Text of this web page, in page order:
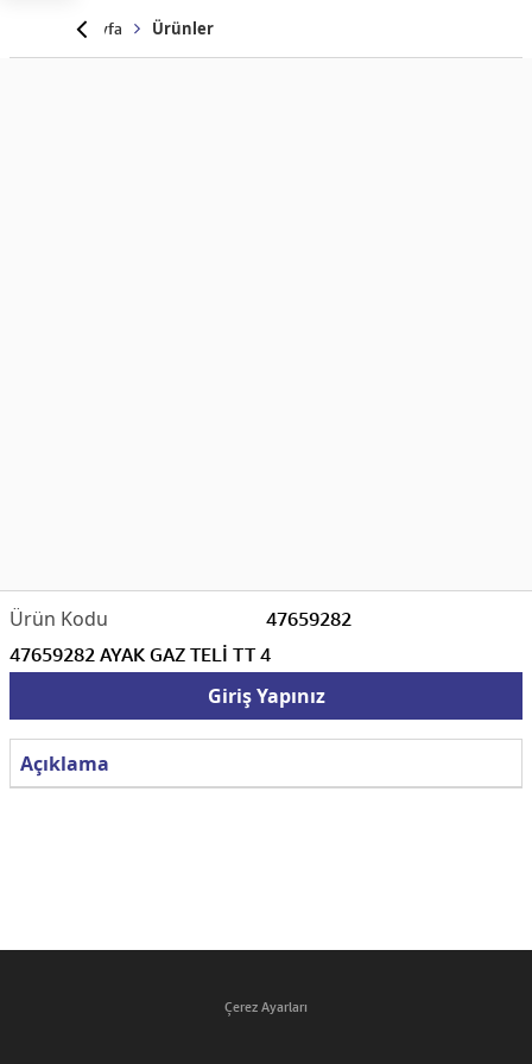
Anasayfa Ürünler
47659282
47659282 AYAK GAZ TELİ TT 4
Giriş Yapınız
Açıklama
Çerez Ayarları